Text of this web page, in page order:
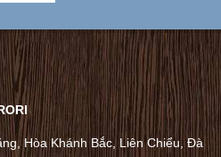
Hòa Khánh Bắc, Liên Chiểu, Đà